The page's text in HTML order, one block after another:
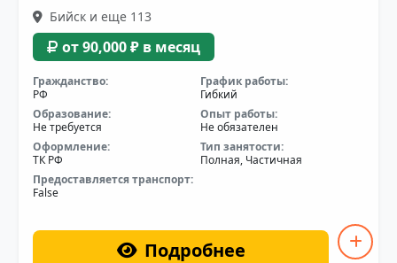
Бийск и еще 113
от 90,000 ₽ в месяц
Гражданство:
РФ
График работы:
Гибкий
Образование:
Не требуется
Опыт работы:
Не обязателен
Оформление:
ТК РФ
Тип занятости:
Полная, Частичная
Предоставляется транспорт:
False
Подробнее